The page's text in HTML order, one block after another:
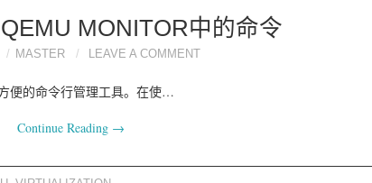
MONITOR中的命令
MASTER LEAVE A COMMENT
便的命令行管理工具。在使…
Continue Reading →